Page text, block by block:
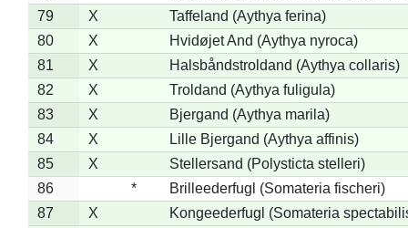
79
X
Taffeland (Aythya ferina)
80
X
Hvidøjet And (Aythya nyroca)
81
X
Halsbåndstroldand (Aythya collaris)
82
X
Troldand (Aythya fuligula)
83
X
Bjergand (Aythya marila)
84
X
Lille Bjergand (Aythya affinis)
85
X
Stellersand (Polysticta stelleri)
86
*
Brilleederfugl (Somateria fischeri)
87
X
Kongeederfugl (Somateria